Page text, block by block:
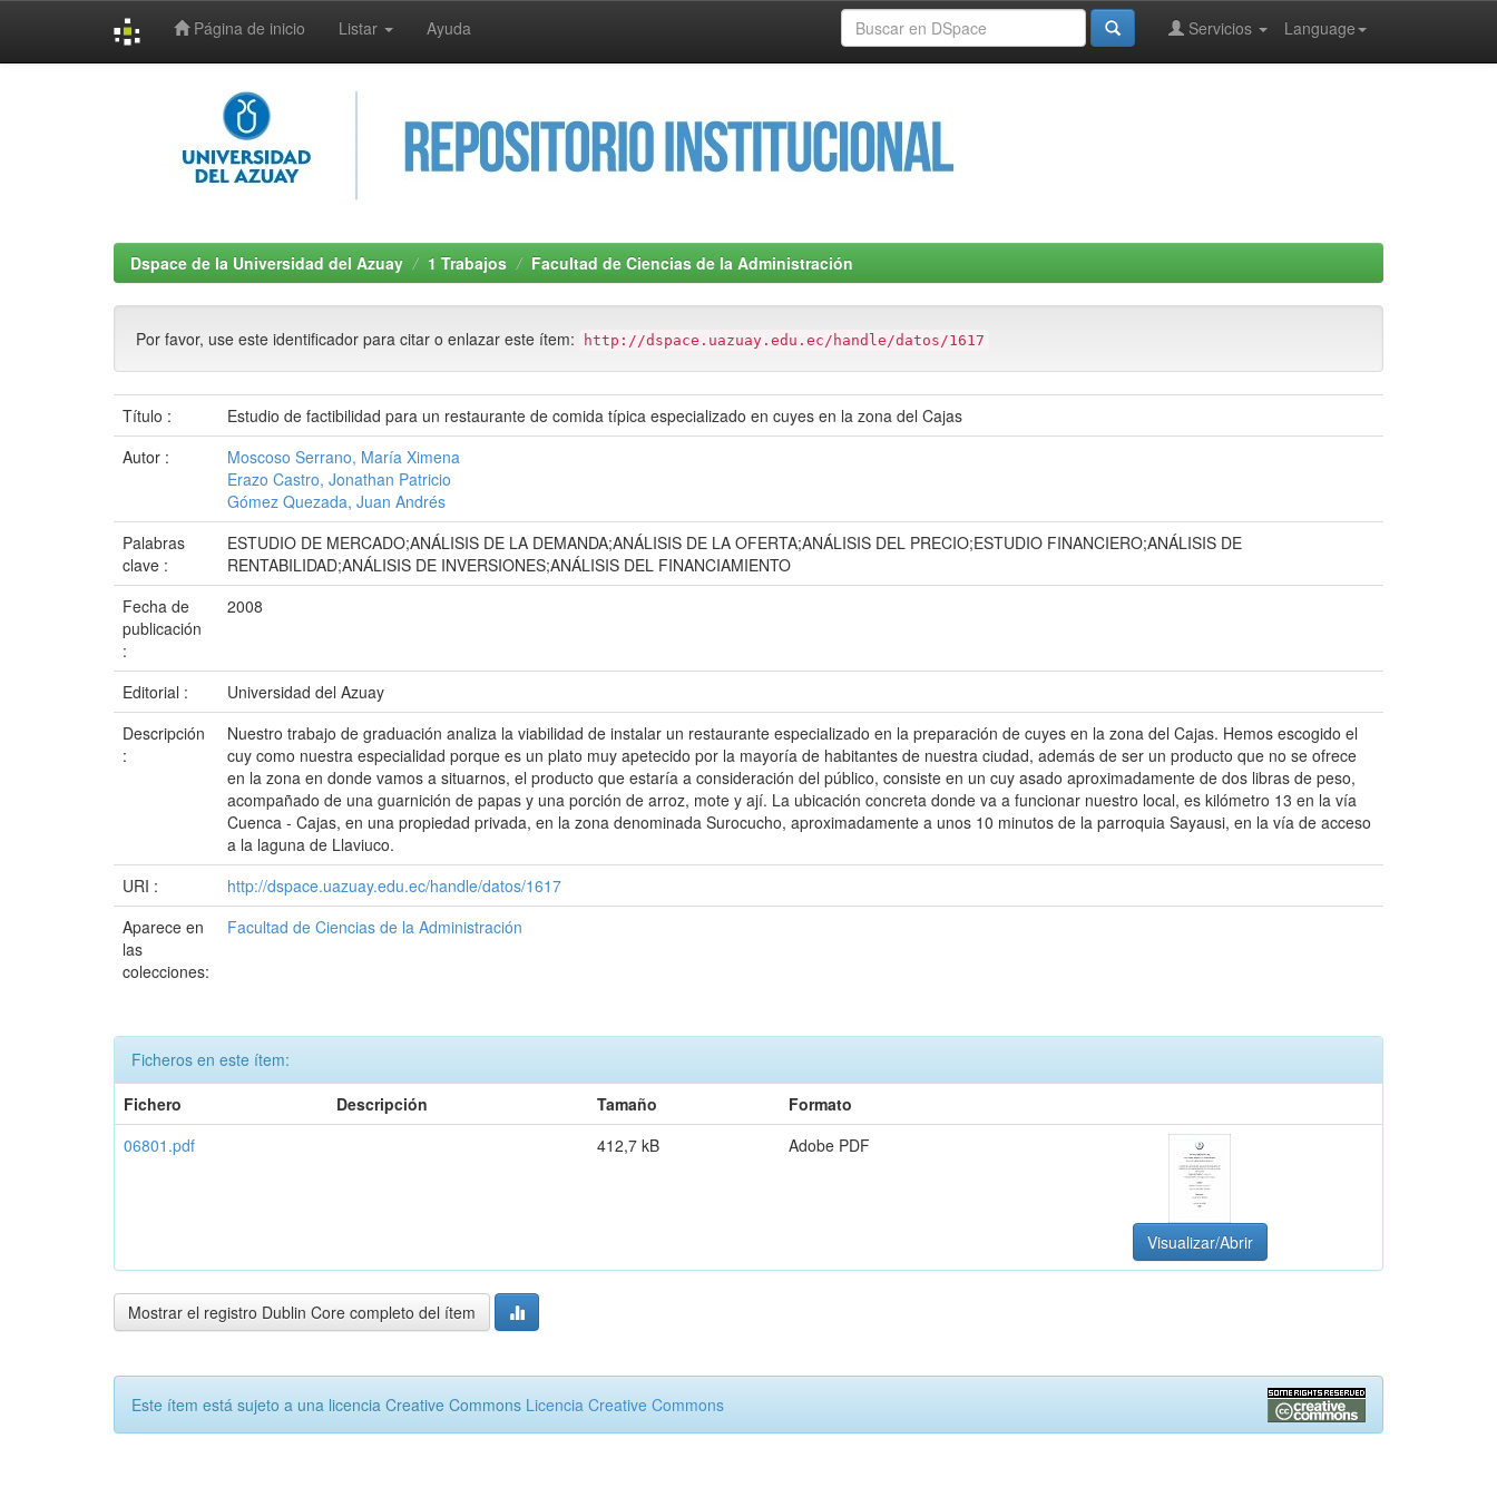
Página de inicio Listar Ayuda Language
Servicios
Dspace de la Universidad del Azuay 1 Trabajos Facultad de Ciencias de la Administración
Por favor, use este identificador para citar o enlazar este ítem: http://dspace.uazuay.edu.ec/handle/datos/1617
Título :
Estudio de factibilidad para un restaurante de comida típica especializado en cuyes en la zona del Cajas
Autor :
Moscoso Serrano, María Ximena
Erazo Castro, Jonathan Patricio
Gómez Quezada, Juan Andrés
Palabras
clave :
ESTUDIO DE MERCADO;ANÁLISIS DE LA DEMANDA;ANÁLISIS DE LA OFERTA;ANÁLISIS DEL PRECIO;ESTUDIO FINANCIERO;ANÁLISIS DE
RENTABILIDAD;ANÁLISIS DE INVERSIONES;ANÁLISIS DEL FINANCIAMIENTO
Fecha de
publicación
:
2008
Editorial :
Universidad del Azuay
Descripción
:
Nuestro trabajo de graduación analiza la viabilidad de instalar un restaurante especializado en la preparación de cuyes en la zona del Cajas. Hemos escogido el
cuy como nuestra especialidad porque es un plato muy apetecido por la mayoría de habitantes de nuestra ciudad, además de ser un producto que no se ofrece
en la zona en donde vamos a situarnos, el producto que estaría a consideración del público, consiste en un cuy asado aproximadamente de dos libras de peso,
acompañado de una guarnición de papas y una porción de arroz, mote y ají. La ubicación concreta donde va a funcionar nuestro local, es kilómetro 13 en la vía
Cuenca - Cajas, en una propiedad privada, en la zona denominada Surocucho, aproximadamente a unos 10 minutos de la parroquia Sayausi, en la vía de acceso
a la laguna de Llaviuco.
URI :
http://dspace.uazuay.edu.ec/handle/datos/1617
Aparece en
las
colecciones:
Facultad de Ciencias de la Administración
Ficheros en este ítem:
Fichero
Descripción Tamaño
Formato
06801.pdf
412,7 kB Adobe PDF
Visualizar/Abrir
Mostrar el registro Dublin Core completo del ítem
Este ítem está sujeto a una licencia Creative Commons Licencia Creative Commons